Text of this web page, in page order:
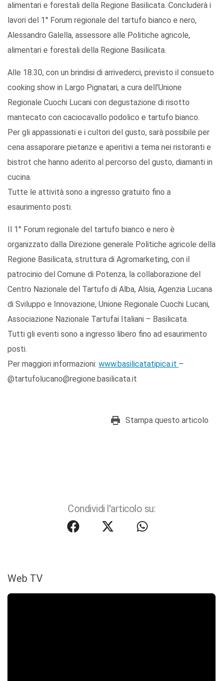
alimentari e forestali della Regione Basilicata. Concluderà i
lavori del 1° Forum regionale del tartufo bianco e nero,
Alessandro Galella, assessore alle Politiche agricole,
alimentari e forestali della Regione Basilicata.
Alle 18.30, con un brindisi di arrivederci, previsto il consueto
cooking show in Largo Pignatari, a cura dell’Unione
Regionale Cuochi Lucani con degustazione di risotto
mantecato con caciocavallo podolico e tartufo bianco.
Per gli appassionati e i cultori del gusto, sarà possibile per
cena assaporare pietanze e aperitivi a tema nei ristoranti e
bistrot che hanno aderito al percorso del gusto, diamanti in
cucina.
Tutte le attività sono a ingresso gratuito fino a
esaurimento posti.
Il 1° Forum regionale del tartufo bianco e nero è
organizzato dalla Direzione generale Politiche agricole della
Regione Basilicata, struttura di Agromarketing, con il
patrocinio del Comune di Potenza, la collaborazione del
Centro Nazionale del Tartufo di Alba, Alsia, Agenzia Lucana
di Sviluppo e Innovazione, Unione Regionale Cuochi Lucani,
Associazione Nazionale Tartufai Italiani – Basilicata.
Tutti gli eventi sono a ingresso libero fino ad esaurimento
posti.
Per maggiori informazioni: www.basilicatatipica.it –
@tartufolucano@regione.basilicata.it
Stampa questo articolo
Condividi l'articolo su:
Web TV